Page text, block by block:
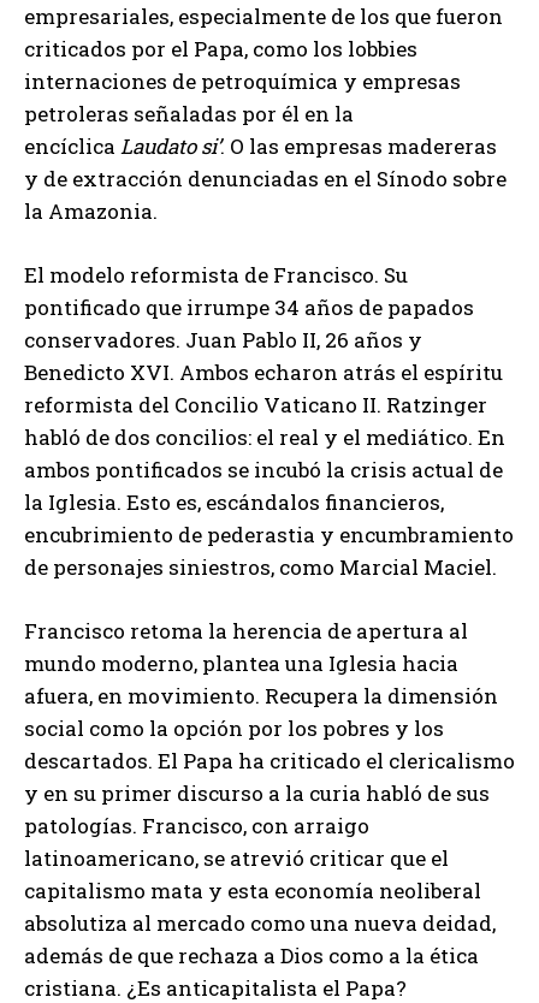
empresariales, especialmente de los que fueron
criticados por el Papa, como los lobbies
internaciones de petroquímica y empresas
petroleras señaladas por él en la
encíclica Laudato si’. O las empresas madereras
y de extracción denunciadas en el Sínodo sobre
la Amazonia.
El modelo reformista de Francisco. Su
pontificado que irrumpe 34 años de papados
conservadores. Juan Pablo II, 26 años y
Benedicto XVI. Ambos echaron atrás el espíritu
reformista del Concilio Vaticano II. Ratzinger
habló de dos concilios: el real y el mediático. En
ambos pontificados se incubó la crisis actual de
la Iglesia. Esto es, escándalos financieros,
encubrimiento de pederastia y encumbramiento
de personajes siniestros, como Marcial Maciel.
Francisco retoma la herencia de apertura al
mundo moderno, plantea una Iglesia hacia
afuera, en movimiento. Recupera la dimensión
social como la opción por los pobres y los
descartados. El Papa ha criticado el clericalismo
y en su primer discurso a la curia habló de sus
patologías. Francisco, con arraigo
latinoamericano, se atrevió criticar que el
capitalismo mata y esta economía neoliberal
absolutiza al mercado como una nueva deidad,
además de que rechaza a Dios como a la ética
cristiana. ¿Es anticapitalista el Papa?